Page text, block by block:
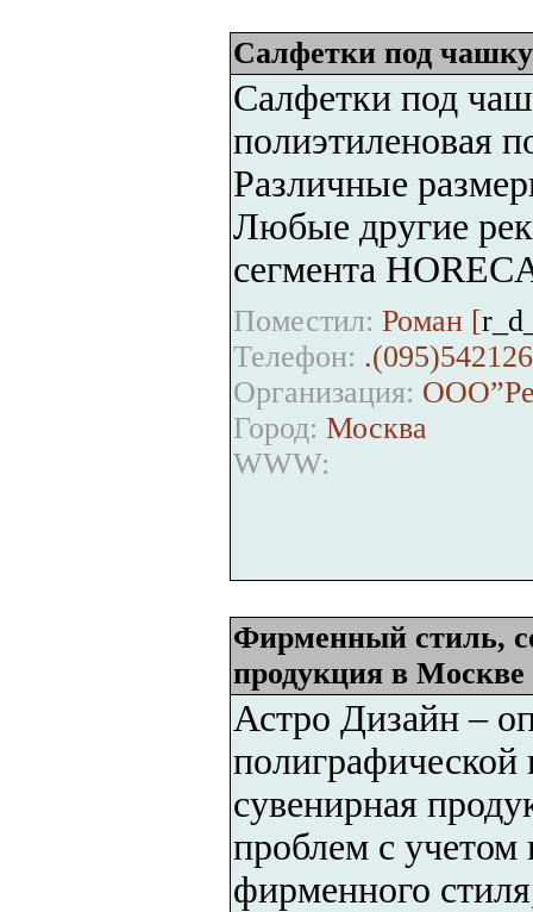
Салфетки под
Салфетки под
полиэтиленовая
Различные
Любые другие
сегмента
Поместил: Роман [
Телефон:
Организация:
Город: Москва
WWW:
Фирменный стиль,
продукция в
Астро Дизайн –
сувенирная
проблем с учетом
фирменного